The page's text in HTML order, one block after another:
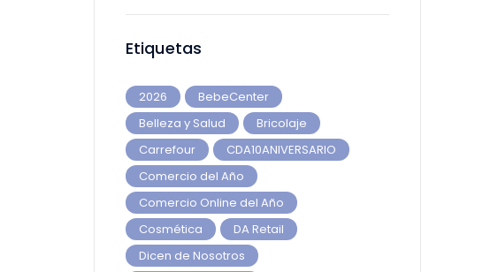
Etiquetas
2026
BebeCenter
Belleza y Salud
Bricolaje
Carrefour
CDA10ANIVERSARIO
Comercio del Año
Comercio Online del Año
Cosmética
DA Retail
Dicen de Nosotros